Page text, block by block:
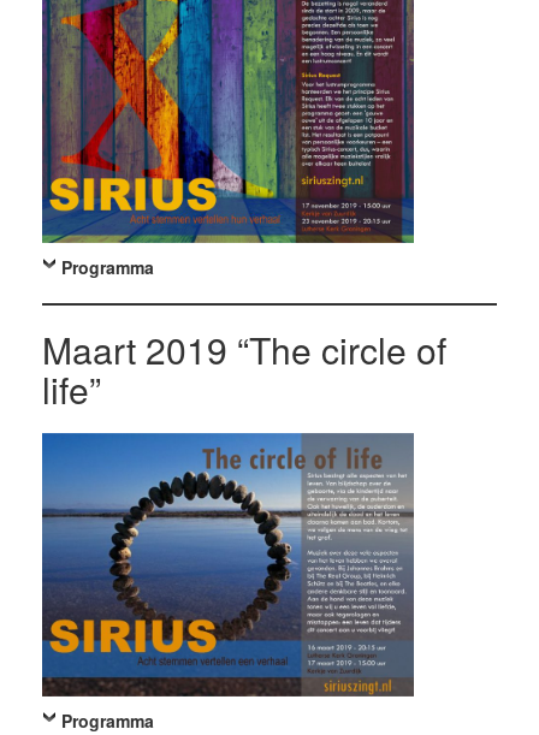
Programma
Maart 2019 “The circle of
life”
Programma